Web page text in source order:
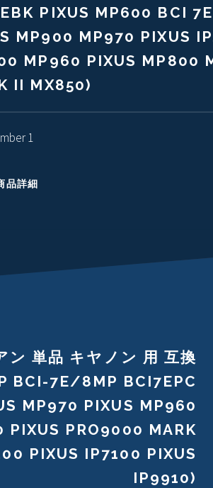
PIXUS MP600 BCI
MP900 MP970 PIXUS
MP960 PIXUS MP800
II MX850)
1
品詳細
単品 キヤノン 用 互換
BCI-7E/8MP BCI7EPC
MP970 PIXUS MP960
PIXUS PRO9000 MARK
PIXUS IP7100 PIXUS
IP9910)